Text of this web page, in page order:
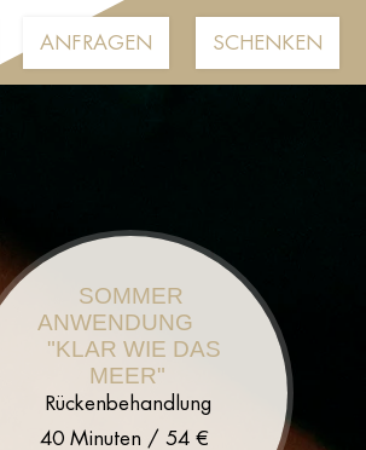
ANFRAGEN SCHENKEN
SOMMER
ANWENDUNG
"KLAR WIE DAS
MEER"
Rückenbehandlung
40 Minuten / 54 €